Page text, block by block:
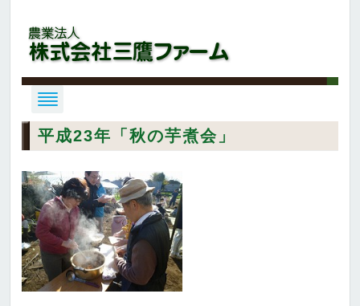
平成23年「秋の芋煮会」